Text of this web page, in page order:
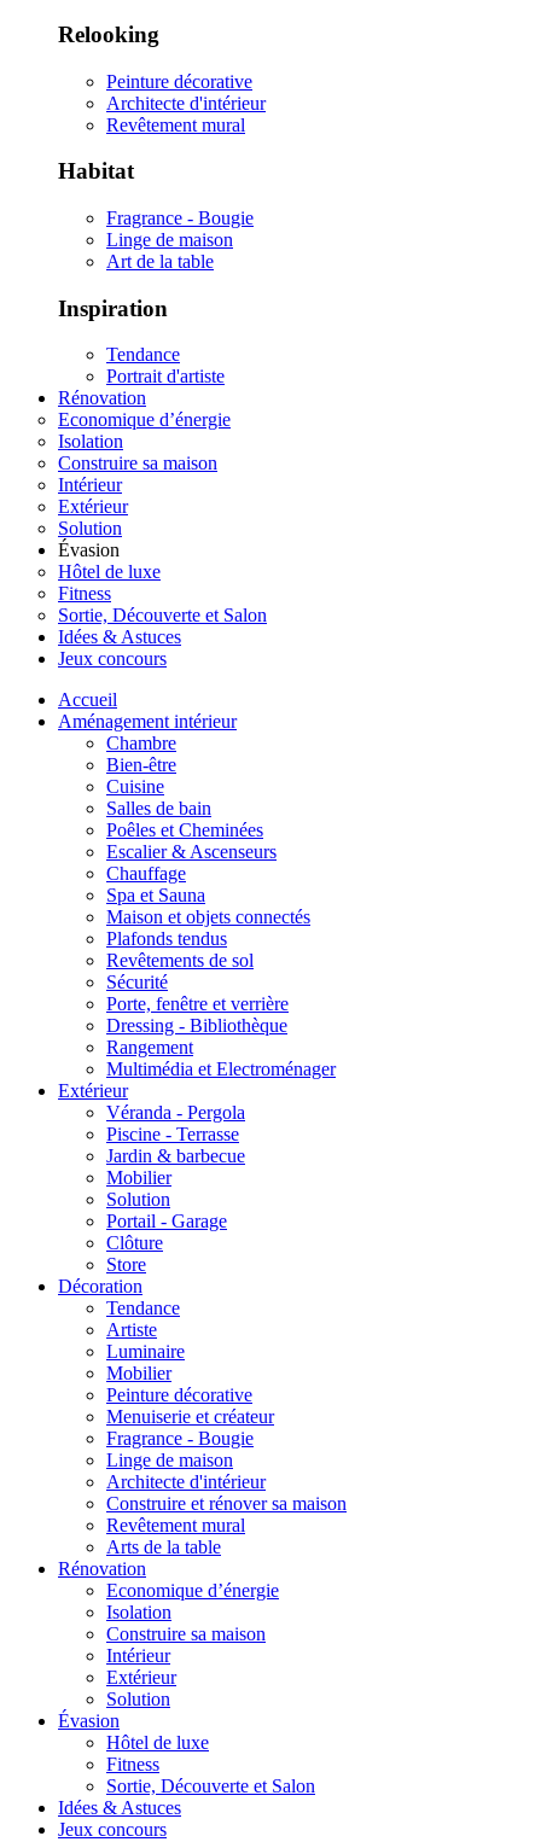
Relooking
Peinture décorative
Architecte d'intérieur
Revêtement mural
Habitat
Fragrance - Bougie
Linge de maison
Art de la table
Inspiration
Tendance
Portrait d'artiste
Rénovation
Economique d’énergie
Isolation
Construire sa maison
Intérieur
Extérieur
Solution
Évasion
Hôtel de luxe
Fitness
Sortie, Découverte et Salon
Idées & Astuces
Jeux concours
Accueil
Aménagement intérieur
Chambre
Bien-être
Cuisine
Salles de bain
Poêles et Cheminées
Escalier & Ascenseurs
Chauffage
Spa et Sauna
Maison et objets connectés
Plafonds tendus
Revêtements de sol
Sécurité
Porte, fenêtre et verrière
Dressing - Bibliothèque
Rangement
Multimédia et Electroménager
Extérieur
Véranda - Pergola
Piscine - Terrasse
Jardin & barbecue
Mobilier
Solution
Portail - Garage
Clôture
Store
Décoration
Tendance
Artiste
Luminaire
Mobilier
Peinture décorative
Menuiserie et créateur
Fragrance - Bougie
Linge de maison
Architecte d'intérieur
Construire et rénover sa maison
Revêtement mural
Arts de la table
Rénovation
Economique d’énergie
Isolation
Construire sa maison
Intérieur
Extérieur
Solution
Évasion
Hôtel de luxe
Fitness
Sortie, Découverte et Salon
Idées & Astuces
Jeux concours